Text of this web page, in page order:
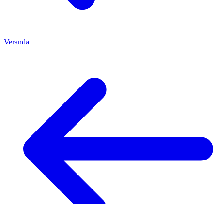
Veranda